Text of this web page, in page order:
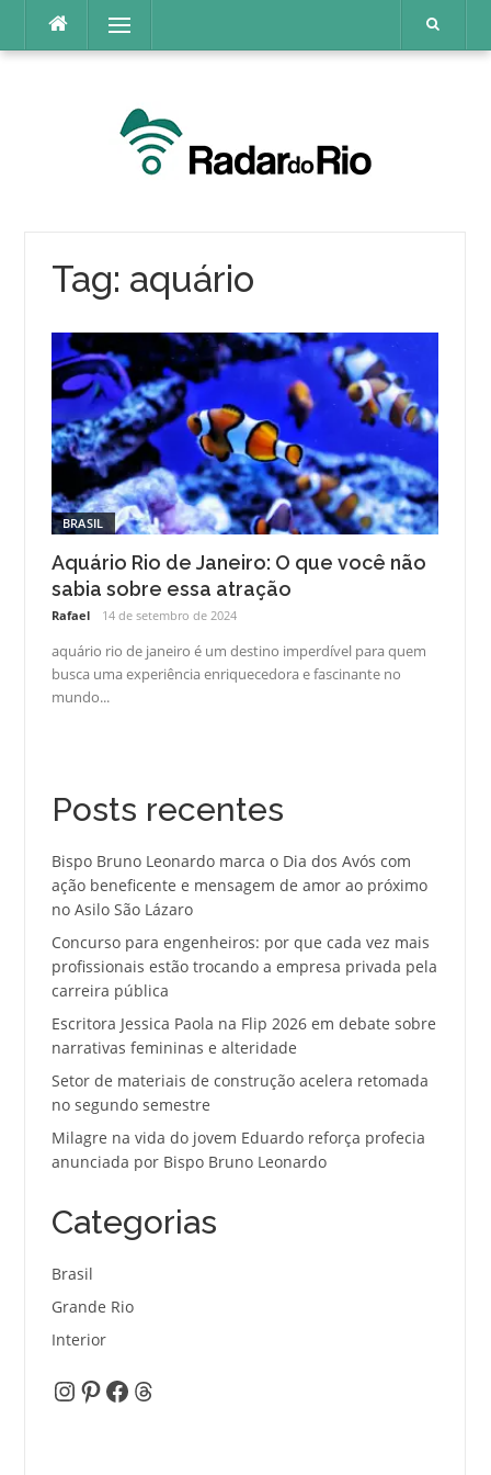
o
Menu
Tag: aquário
BRASIL
Aquário Rio de Janeiro: O que você não
sabia sobre essa atração
Rafael 14 de setembro de 2024
aquário rio de janeiro é um destino imperdível para quem
busca uma experiência enriquecedora e fascinante no
mundo...
Posts recentes
Bispo Bruno Leonardo marca o Dia dos Avós com
ação beneficente e mensagem de amor ao próximo
no Asilo São Lázaro
Concurso para engenheiros: por que cada vez mais
profissionais estão trocando a empresa privada pela
carreira pública
Escritora Jessica Paola na Flip 2026 em debate sobre
narrativas femininas e alteridade
Setor de materiais de construção acelera retomada
no segundo semestre
Milagre na vida do jovem Eduardo reforça profecia
anunciada por Bispo Bruno Leonardo
Categorias
Brasil
Grande Rio
Interior
Instagram
Pinterest
Facebook
Threads